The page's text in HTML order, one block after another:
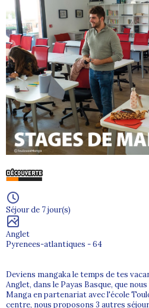
Séjour de 7 jour(s)
Anglet
Pyrenees-atlantiques - 64
Deviens mangaka le temps de tes
Anglet, dans le Payas Basque, que
Manga en partenariat avec l'école
centre, nous proposons 3 autres